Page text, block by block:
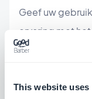
This website uses
Geef uw
ervaring met
GoodBarber.
ervaring voor uw